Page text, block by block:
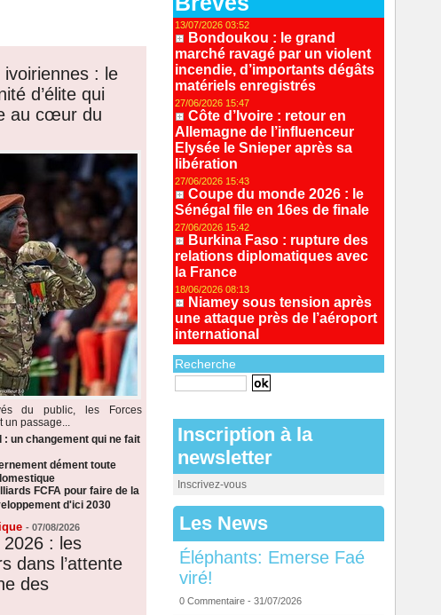
: le
d’élite qui
au cœur du
du public, les Forces
passage...
: un changement qui ne fait
dément toute
FCFA pour faire de la
d'ici 2030
- 07/08/2026
2026 : les
dans l’attente
des
13/07/2026 03:52
Bondoukou : le grand
marché ravagé par un violent
incendie, d’importants dégâts
matériels enregistrés
27/06/2026 15:47
Côte d’Ivoire : retour en
Allemagne de l’influenceur
Elysée le Snieper après sa
libération
27/06/2026 15:43
Coupe du monde 2026 : le
Sénégal file en 16es de finale
27/06/2026 15:42
Burkina Faso : rupture des
relations diplomatiques avec
la France
18/06/2026 08:13
Niamey sous tension après
une attaque près de l’aéroport
international
Recherche
Inscription à la
newsletter
Inscrivez-vous
Les News
Éléphants: Emerse Faé
viré!
0 Commentaire - 31/07/2026